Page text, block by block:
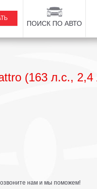
ПОИСК ПО АВТО
(163 л.с.,
нам и мы поможем!